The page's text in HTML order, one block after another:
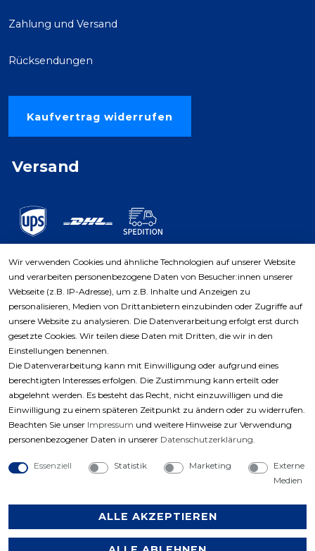
Zahlung und Versand
Rücksendungen
Kaufvertrag widerrufen
Versand
Zahlungsarten
Wir verwenden Cookies und ähnliche Technologien auf unserer Website
und verarbeiten personenbezogene Daten von Besucher:innen unserer
Webseite (z.B. IP-Adresse), um z.B. Inhalte und Anzeigen zu
personalisieren, Medien von Drittanbietern einzubinden oder Zugriffe auf
unsere Website zu analysieren. Die Datenverarbeitung erfolgt erst durch
gesetzte Cookies. Wir teilen diese Daten mit Dritten, die wir in den
Einstellungen benennen.
Die Datenverarbeitung kann mit Einwilligung oder aufgrund eines
berechtigten Interesses erfolgen. Die Zustimmung kann erteilt oder
abgelehnt werden. Es besteht das Recht, nicht einzuwilligen und die
Einwilligung zu einem späteren Zeitpunkt zu ändern oder zu widerrufen.
Beachten Sie unser Impressum und weitere Hinweise zur Verwendung
personenbezogener Daten in unserer Daten­schutz­erklärung.
Essenziell Statistik Marketing
Externe
Medien
ALLE AKZEPTIEREN